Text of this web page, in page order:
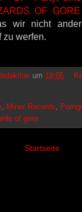
OF GORE
wir nicht
zu werfen.
um 19:05
Miner Records
of gore
Startseite